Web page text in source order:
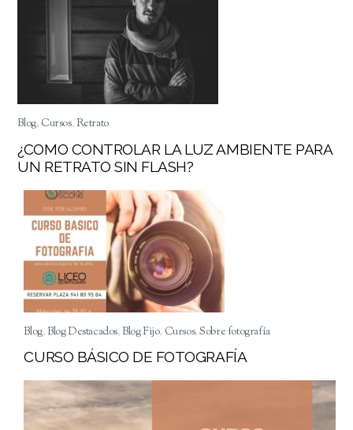
Blog, Cursos,Retrato
¿COMO CONTROLAR LA LUZ AMBIENTE PARA
UN RETRATO SIN FLASH?
Blog,Blog Destacados,Blog Fijo, Cursos,Sobre fotografía
CURSO BÁSICO DE FOTOGRAFÍA